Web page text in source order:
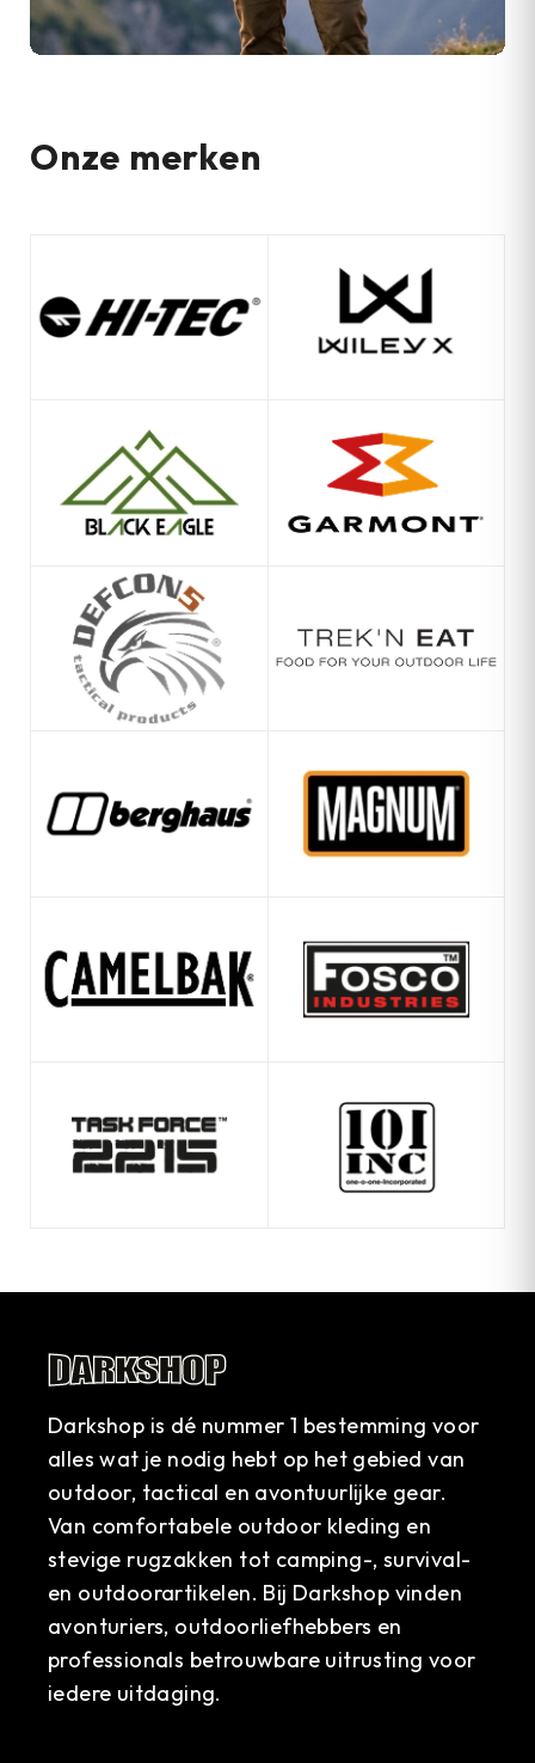
Onze merken
Darkshop is dé nummer 1 bestemming voor
alles wat je nodig hebt op het gebied van
outdoor, tactical en avontuurlijke gear.
Van comfortabele outdoor kleding en
stevige rugzakken tot camping-, survival-
en outdoorartikelen. Bij Darkshop vinden
avonturiers, outdoorliefhebbers en
professionals betrouwbare uitrusting voor
iedere uitdaging.